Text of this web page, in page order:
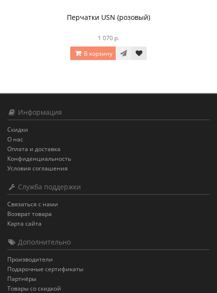
Перчатки USN (розовый)
1 070 р.
В корзину
Информация
Скидки
О нас
Оплата и доставка
Конфиденциальность
Условия соглашения
Служба поддержки
Связаться с нами
Возврат товара
Карта сайта
Дополнительно
Производители
Подарочные сертификаты
Партнёры
Товары со скидкой